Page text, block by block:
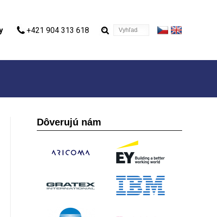
Vyhľadávanie
+421 904 313 618
Dôverujú nám